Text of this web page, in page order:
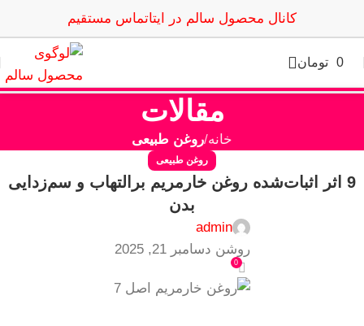
کانال محصول سالم در ایتاتماس مستقیم
0 تومان
مقالات
خانه روغن طبیعی
روغن طبیعی
9 اثر اثبات‌شده روغن خارمریم برالتهاب و سم‌زدایی
بدن
admin
روشن دسامبر 21, 2025
0